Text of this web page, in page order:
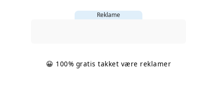
Reklame
😀 100% gratis takket være reklamer